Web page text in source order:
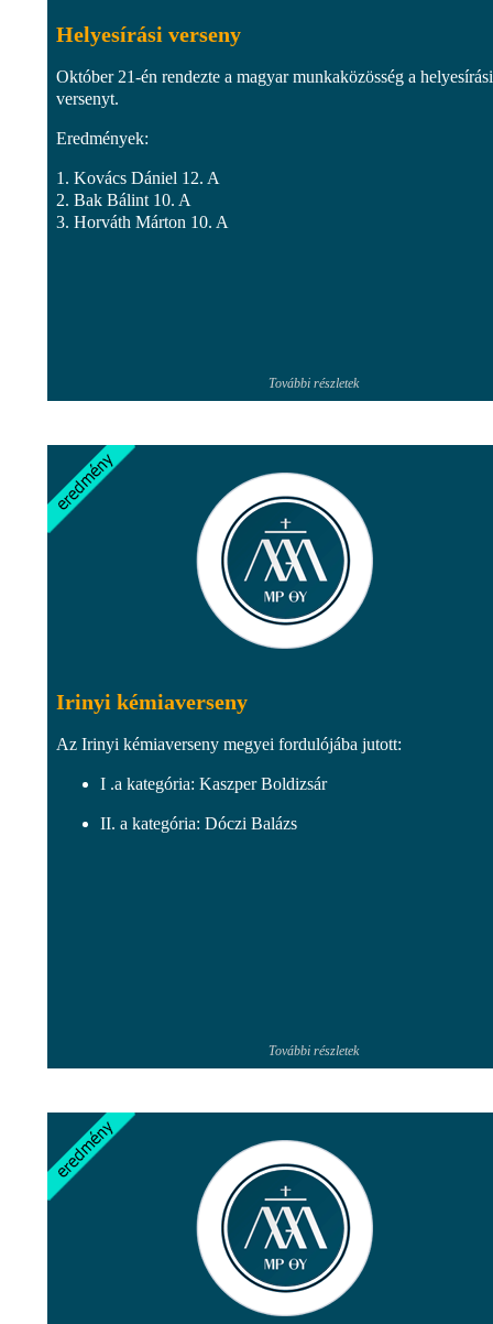
Helyesírási verseny
Október 21-én rendezte a magyar munkaközösség a helyesírási
versenyt.
Eredmények:
1. Kovács Dániel 12. A
2. Bak Bálint 10. A
3. Horváth Márton 10. A
További részletek
Irinyi kémiaverseny
Az Irinyi kémiaverseny megyei fordulójába jutott:
I .a kategória: Kaszper Boldizsár
II. a kategória: Dóczi Balázs
További részletek